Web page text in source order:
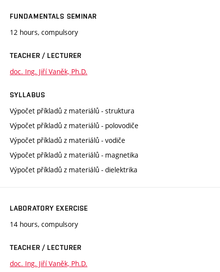
FUNDAMENTALS SEMINAR
12 hours, compulsory
TEACHER / LECTURER
doc. Ing. Jiří Vaněk, Ph.D.
SYLLABUS
Výpočet příkladů z materiálů - struktura
Výpočet příkladů z materiálů - polovodiče
Výpočet příkladů z materiálů - vodiče
Výpočet příkladů z materiálů - magnetika
Výpočet příkladů z materiálů - dielektrika
LABORATORY EXERCISE
14 hours, compulsory
TEACHER / LECTURER
doc. Ing. Jiří Vaněk, Ph.D.